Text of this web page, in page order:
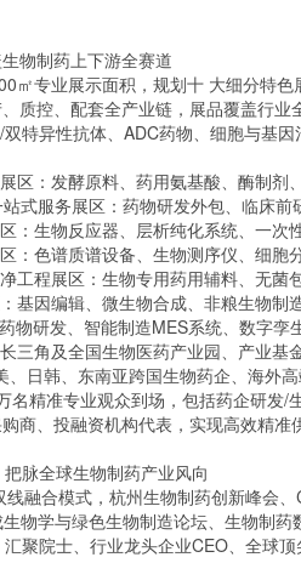
物制药上下游全赛道
㎡专业展示面积，规划十 大细分特
质控、配套全产业链，展品覆盖行业
特异性抗体、ADC药物、细胞与基
区：发酵原料、药用氨基酸、酶制剂
式服务展区：药物研发外包、临床
：生物反应器、层析纯化系统、一次
：色谱质谱设备、生物测序仪、细胞
工程展区：生物专用药用辅料、无菌
基因编辑、微生物合成、非粮生物制
物研发、智能制造MES系统、数字孪
三角及全国生物医药产业园、产业基
日韩、东南亚跨国生物药企、海外
名精准专业观众到场，包括药企研发/
商、投融资机构代表，实现高效精准
脉全球生物制药产业风向
线融合模式，杭州生物制药创新峰会
物学与绿色生物制造论坛、生物制
聚院士、行业龙头企业CEO、全球